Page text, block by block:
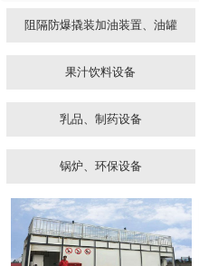
阻隔防爆撬装加油装置、油罐
果汁饮料设备
乳品、制药设备
锅炉、环保设备